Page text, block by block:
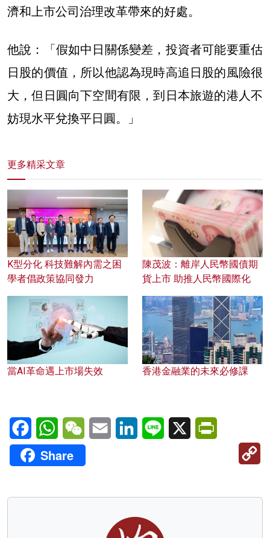
濟和上市公司治理改革帶來的好處。
他說：「假如中日關係變差，投資者可能要重估
日股的價值，所以他認為現時高追日股的風險很
大，但日圓向下空間有限，到日本旅遊的港人不
妨現水平兌換平日圓。」
更多精采文章
K型分化 科技難解內需之困
學者倡政策協同發力
陳茂波：離岸人民幣國債期
貨上市 助推人民幣國際化
當AI革命遇上市場失效 香港金融業的未來必修課
FacebookWhatsAppWeChatEmail LinkedInLine X
Share